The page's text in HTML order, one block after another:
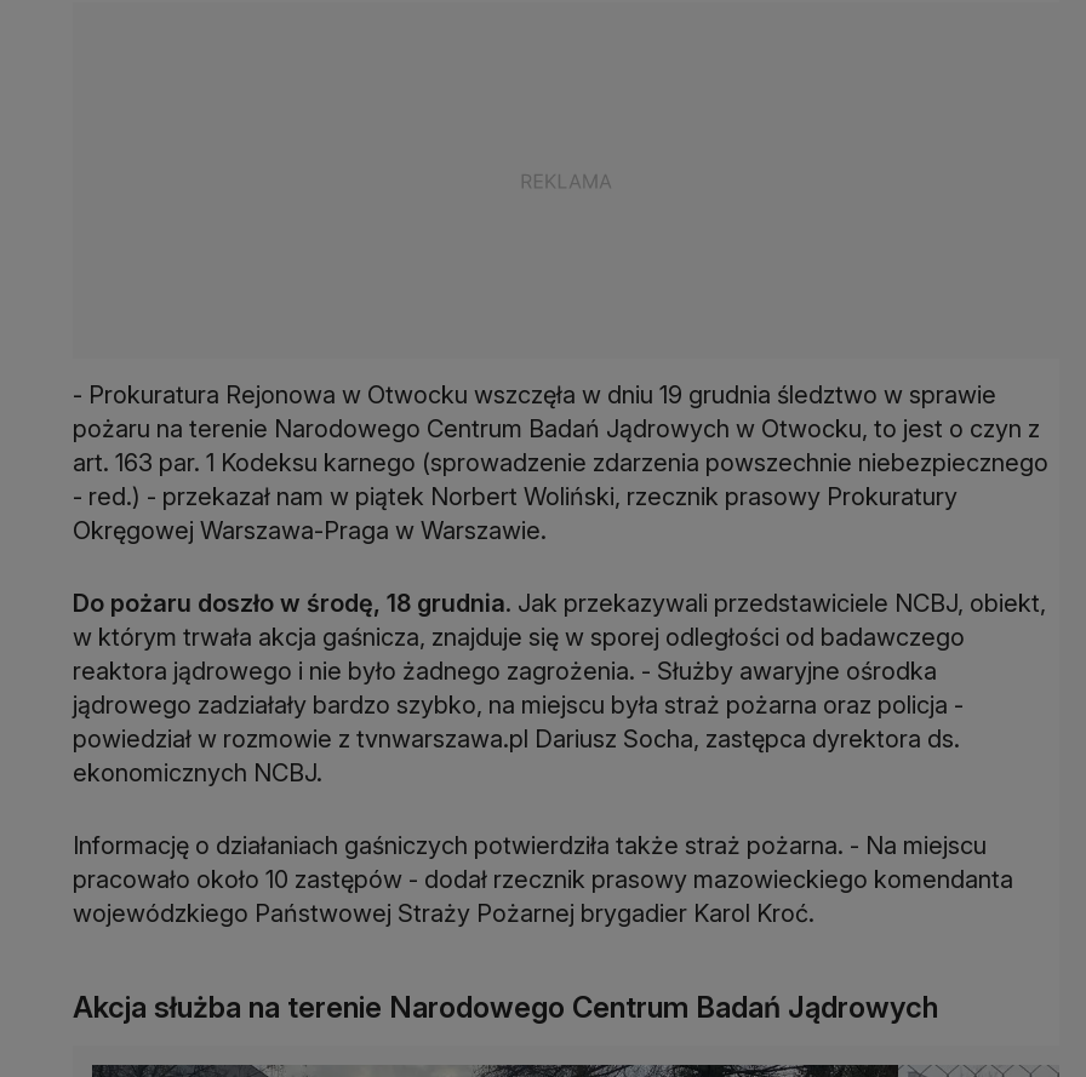
- Prokuratura Rejonowa w Otwocku wszczęła w dniu 19 grudnia śledztwo w sprawie
pożaru na terenie Narodowego Centrum Badań Jądrowych w Otwocku, to jest o czyn z
art. 163 par. 1 Kodeksu karnego (sprowadzenie zdarzenia powszechnie niebezpiecznego
- red.) - przekazał nam w piątek Norbert Woliński, rzecznik prasowy Prokuratury
Okręgowej Warszawa-Praga w Warszawie.
Do pożaru doszło w środę, 18 grudnia. Jak przekazywali przedstawiciele NCBJ, obiekt,
w którym trwała akcja gaśnicza, znajduje się w sporej odległości od badawczego
reaktora jądrowego i nie było żadnego zagrożenia. - Służby awaryjne ośrodka
jądrowego zadziałały bardzo szybko, na miejscu była straż pożarna oraz policja -
powiedział w rozmowie z tvnwarszawa.pl Dariusz Socha, zastępca dyrektora ds.
ekonomicznych NCBJ.
Informację o działaniach gaśniczych potwierdziła także straż pożarna. - Na miejscu
pracowało około 10 zastępów - dodał rzecznik prasowy mazowieckiego komendanta
wojewódzkiego Państwowej Straży Pożarnej brygadier Karol Kroć.
Akcja służba na terenie Narodowego Centrum Badań Jądrowych